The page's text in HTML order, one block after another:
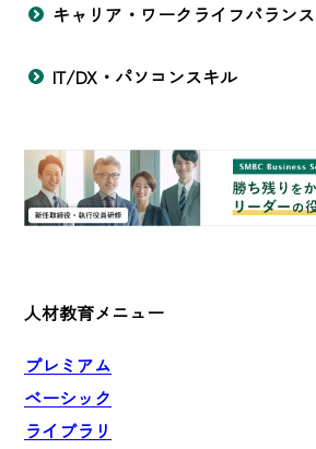
キャリア・ワークライフバランス
IT/DX・パソコンスキル
人材教育メニュー
プレミアム
ベーシック
ライブラリ